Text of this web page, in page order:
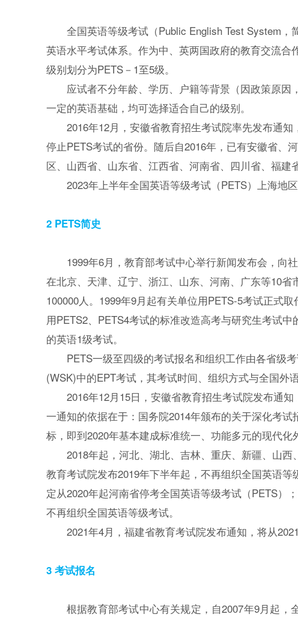
全国英语等级考试（Public English Test System
英语水平考试体系。作为中、英两国政府的教育交流合
级别划分为PETS－1至5级。
应试者不分年龄、学历、户籍等背景（因政策原
一定的英语基础，均可选择适合自己的级别。
2016年12月，安徽省教育招生考试院率先发布通
停止PETS考试的省份。随后自2016年，已有安徽省、
区、山西省、山东省、江西省、河南省、四川省、福建
2023年上半年全国英语等级考试（PETS）上海地区
2 PETS简史
1999年6月，教育部考试中心举行新闻发布会，向
在北京、天津、辽宁、浙江、山东、河南、广东等10
100000人。1999年9月起有关单位用PETS-5考试正式
用PETS2、PETS4考试的标准改造高考与研究生考试
的英语1级考试。
PETS一级至四级的考试报名和组织工作由各省级
(WSK)中的EPT考试，其考试时间、组织方式与全国外
2016年12月15日，安徽省教育招生考试院发布通
一通知的依据在于：国务院2014年颁布的关于深化考
标，即到2020年基本建成标准统一、功能多元的现代化
2018年起，河北、湖北、吉林、重庆、新疆、山
教育考试院发布2019年下半年起，不再组织全国英语
定从2020年起河南省停考全国英语等级考试（PETS）
不再组织全国英语等级考试。
2021年4月，福建省教育考试院发布通知，将从
3 考试报名
根据教育部考试中心有关规定，自2007年9月起